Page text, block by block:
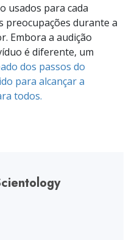
usados para cada
preocupações durante a
Embora a audição
é diferente, um
dos passos do
para alcançar a
todos.